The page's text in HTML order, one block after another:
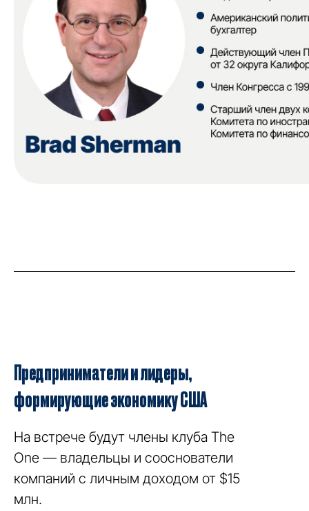
Предприниматели и лидеры,
формирующие экономику США
На встрече будут члены клуба The
One — владельцы и сооснователи
компаний с личным доходом от $15
млн.